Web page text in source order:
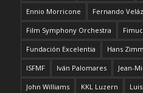
Ennio Morricone Fernando
Film Symphony Orchestra
Fundación Excelentia Hans
ISFMF Iván Palomares Jean-
John Williams KKL Luzern